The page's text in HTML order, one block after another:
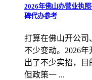
2026年佛山办营业执
碑代办参考
打算在佛山开公司
不少变动。2026
出了不少实招，目
但政策一 ...